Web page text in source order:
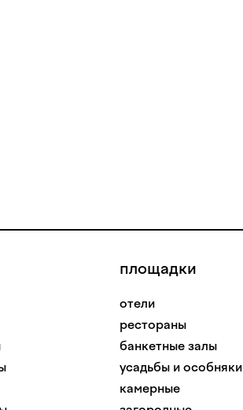
площадки
отели
рестораны
банкетные залы
усадьбы и особняки
камерные